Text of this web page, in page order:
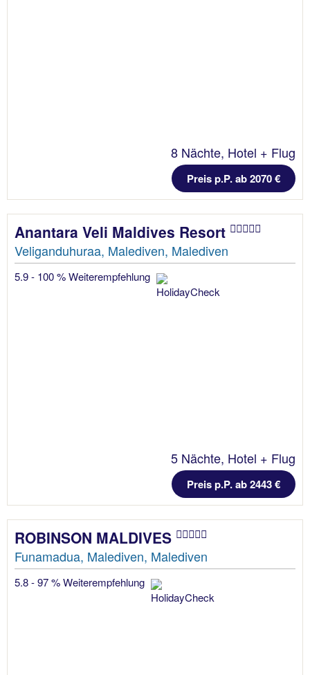
8 Nächte, Hotel + Flug
Preis p.P. ab 2070 €
Anantara Veli Maldives Resort
Veliganduhuraa, Malediven, Malediven
5.9 - 100 % Weiterempfehlung
5 Nächte, Hotel + Flug
Preis p.P. ab 2443 €
ROBINSON MALDIVES
Funamadua, Malediven, Malediven
5.8 - 97 % Weiterempfehlung